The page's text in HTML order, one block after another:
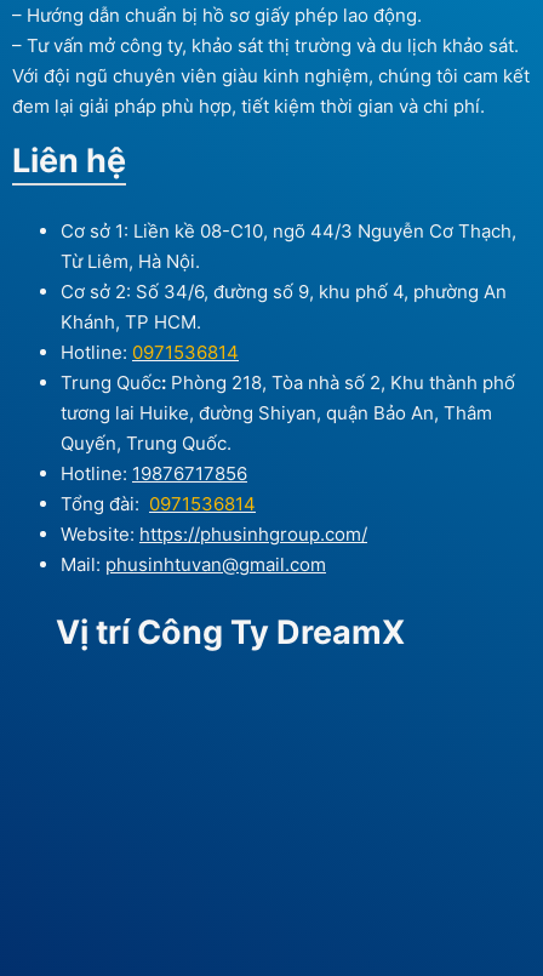
– Hướng dẫn chuẩn bị hồ sơ giấy phép lao động.
– Tư vấn mở công ty, khảo sát thị trường và du lịch khảo sát.
Với đội ngũ chuyên viên giàu kinh nghiệm, chúng tôi cam kết
đem lại giải pháp phù hợp, tiết kiệm thời gian và chi phí.
Liên hệ
Cơ sở 1: Liền kề 08-C10, ngõ 44/3 Nguyễn Cơ Thạch,
Từ Liêm, Hà Nội.
Cơ sở 2: Số 34/6, đường số 9, khu phố 4, phường An
Khánh, TP HCM.
Hotline: 0971536814
Trung Quốc: Phòng 218, Tòa nhà số 2, Khu thành phố
tương lai Huike, đường Shiyan, quận Bảo An, Thâm
Quyến, Trung Quốc.
Hotline: 19876717856
Tổng đài: 0971536814
Website: https://phusinhgroup.com/
Mail: phusinhtuvan@gmail.com
Vị trí Công Ty DreamX